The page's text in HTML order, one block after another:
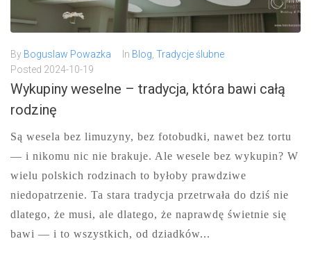
By Boguslaw Powazka In Blog, Tradycje ślubne
Posted 2024-10-19
Wykupiny weselne – tradycja, która bawi całą
rodzinę
Są wesela bez limuzyny, bez fotobudki, nawet bez tortu
— i nikomu nic nie brakuje. Ale wesele bez wykupin? W
wielu polskich rodzinach to byłoby prawdziwe
niedopatrzenie. Ta stara tradycja przetrwała do dziś nie
dlatego, że musi, ale dlatego, że naprawdę świetnie się
bawi — i to wszystkich, od dziadków...